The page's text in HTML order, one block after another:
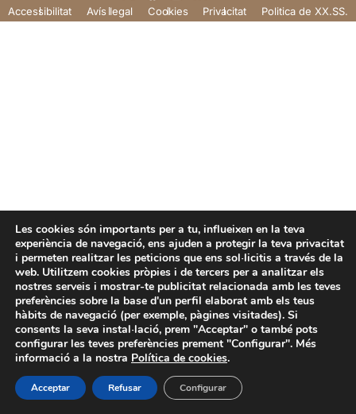
Accessibilitat Avís legal Cookies Privacitat Politica de XX.SS.
Les cookies són importants per a tu, influeixen en la teva
experiència de navegació, ens ajuden a protegir la teva privacitat
i permeten realitzar les peticions que ens sol·licitis a través de la
web. Utilitzem cookies pròpies i de tercers per a analitzar els
nostres serveis i mostrar-te publicitat relacionada amb les teves
preferències sobre la base d'un perfil elaborat amb els teus
hàbits de navegació (per exemple, pàgines visitades). Si
consents la seva instal·lació, prem "Acceptar" o també pots
configurar les teves preferències prement "Configurar". Més
informació a la nostra Política de cookies.
Acceptar Refusar Configurar